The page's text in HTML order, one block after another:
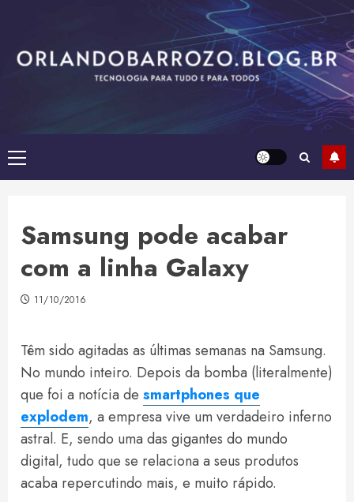
content
Primary
Menu
Samsung pode acabar
com a linha Galaxy
11/10/2016
Têm sido agitadas as últimas semanas na Samsung.
No mundo inteiro. Depois da bomba (literalmente)
que foi a notícia de smartphones que
explodem, a empresa vive um verdadeiro inferno
astral. E, sendo uma das gigantes do mundo
digital, tudo que se relaciona a seus produtos
acaba repercutindo mais, e muito rápido.